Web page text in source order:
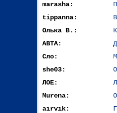
marasha:
tippanna:
Олька В.:
АВТА:
Сло:
she03:
ЛОЕ:
Murena:
airvik: